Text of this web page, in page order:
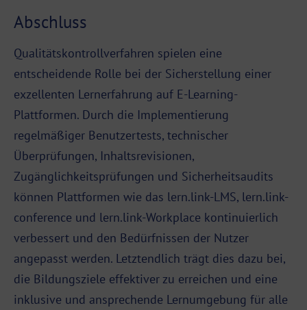
Abschluss
Qualitätskontrollverfahren spielen eine
entscheidende Rolle bei der Sicherstellung einer
exzellenten Lernerfahrung auf E-Learning-
Plattformen. Durch die Implementierung
regelmäßiger Benutzertests, technischer
Überprüfungen, Inhaltsrevisionen,
Zugänglichkeitsprüfungen und Sicherheitsaudits
können Plattformen wie das lern.link-LMS, lern.link-
conference und lern.link-Workplace kontinuierlich
verbessert und den Bedürfnissen der Nutzer
angepasst werden. Letztendlich trägt dies dazu bei,
die Bildungsziele effektiver zu erreichen und eine
inklusive und ansprechende Lernumgebung für alle